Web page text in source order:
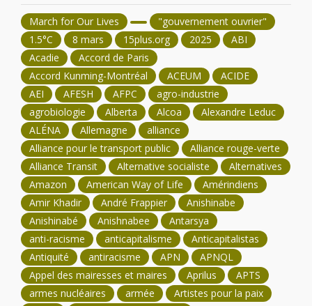
March for Our Lives
"gouvernement ouvrier"
1.5°C
8 mars 15plus.org 2025
ABI
Acadie
Accord de Paris
Accord Kunming-Montréal
ACEUM
ACIDE
AEI
AFESH AFPC
agro-industrie
agrobiologie
Alberta Alcoa
Alexandre Leduc
ALÉNA
Allemagne
alliance
Alliance pour le transport public
Alliance rouge-verte
Alliance Transit
Alternative socialiste
Alternatives
Amazon
American Way of Life
Amérindiens
Amir Khadir
André Frappier
Anishinabe
Anishinabé
Anishnabee
Antarsya
anti-racisme
anticapitalisme
Anticapitalistas
Antiquité
antiracisme APN
APNQL
Appel des mairesses et maires
Aprilus
APTS
armes nucléaires
armée
Artistes pour la paix